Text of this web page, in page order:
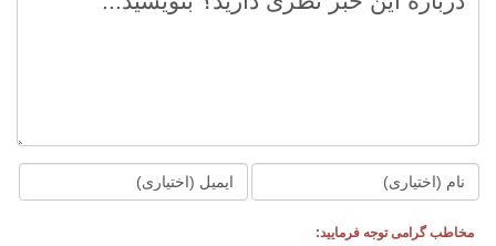
مخاطب گرامی توجه فرمایید: